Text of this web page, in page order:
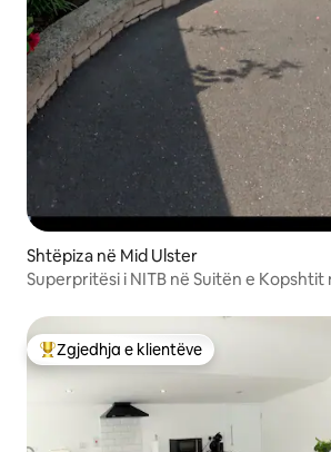
Shtëpiza në Mid Ulster
Superpritësi i NITB në Suitën e Kopshtit
Më të mirat e zgjedhjeve të klientëve
Zgjedhja e klientëve